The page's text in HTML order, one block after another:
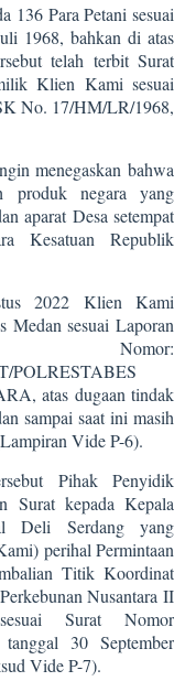
136 Para Petani sesuai
1968, bahkan di atas
telah terbit Surat
Klien Kami sesuai
No. 17/HM/LR/1968,
menegaskan bahwa
negara yang
aparat Desa setempat
Kesatuan Republik
2022 Klien Kami
Medan sesuai Laporan
POLRESTABES
atas dugaan tindak
sampai saat ini masih
Vide P-6).
Pihak Penyidik
Surat kepada Kepala
Deli Serdang yang
perihal Permintaan
Titik Koordinat
Nusantara II
Surat Nomor
30 September
Vide P-7).